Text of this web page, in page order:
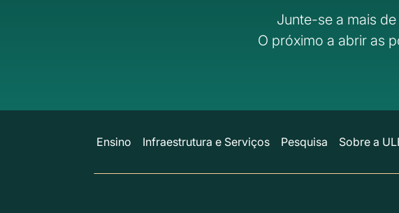
Junte-se a mais
O próximo a abrir as
Ensino Infraestrutura e Serviços Pesquisa Sobre a